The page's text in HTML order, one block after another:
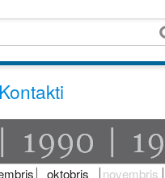
Kontakti
oktobris novembris